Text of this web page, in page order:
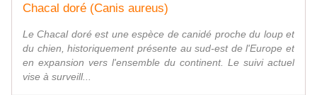
Chacal doré (Canis aureus)
Le Chacal doré est une espèce de canidé proche du loup et
du chien, historiquement présente au sud-est de l'Europe et
en expansion vers l'ensemble du continent. Le suivi actuel
vise à surveill...